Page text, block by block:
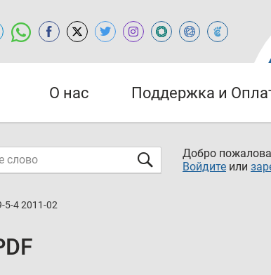
О нас Поддержка и
Добро
Войдите или
5-4 2011-02